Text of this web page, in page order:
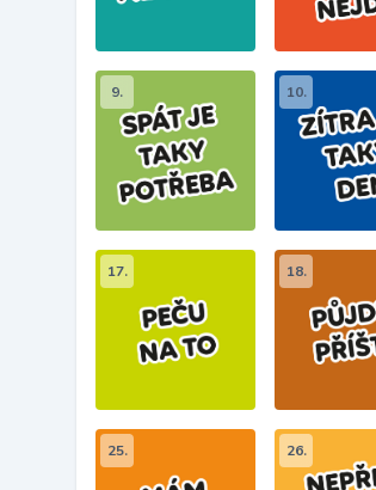
9. 10.
17. 18.
25. 26.